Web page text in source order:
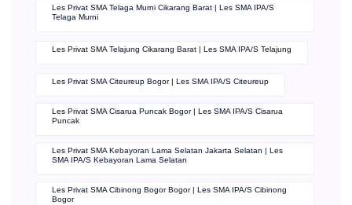
Les Privat SMA Telaga Murni Cikarang Barat | Les SMA IPA/S
Telaga Murni
Les Privat SMA Telajung Cikarang Barat | Les SMA IPA/S Telajung
Les Privat SMA Citeureup Bogor | Les SMA IPA/S Citeureup
Les Privat SMA Cisarua Puncak Bogor | Les SMA IPA/S Cisarua
Puncak
Les Privat SMA Kebayoran Lama Selatan Jakarta Selatan | Les
SMA IPA/S Kebayoran Lama Selatan
Les Privat SMA Cibinong Bogor Bogor | Les SMA IPA/S Cibinong
Bogor